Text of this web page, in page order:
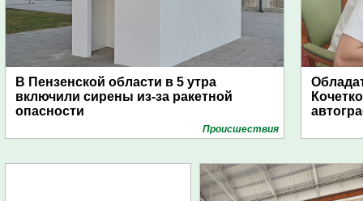
В Пензенской области в 5 утра
включили сирены из-за ракетной
опасности
Проиcшествия